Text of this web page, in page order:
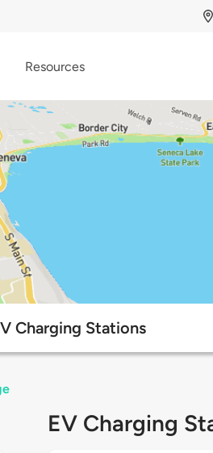
Resources
Charging Stations
EV Charging